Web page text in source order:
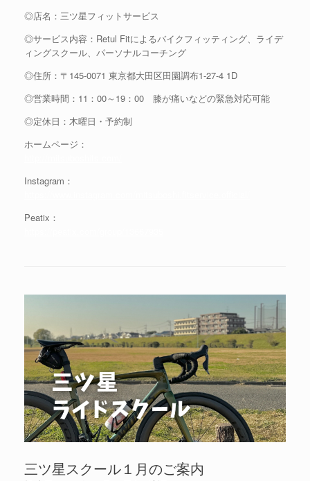
◎店名：三ツ星フィットサービス
◎サービス内容：Retul Fitによるバイクフィッティング、ライデ
ィングスクール、パーソナルコーチング
◎住所：〒145-0071 東京都大田区田園調布1-27-4 1D
◎営業時間：11：00～19：00 膝が痛いなどの緊急対応可能
◎定休日：木曜日・予約制
ホームページ：
Instagram：
Peatix：
三ツ星スクール１月のご案内